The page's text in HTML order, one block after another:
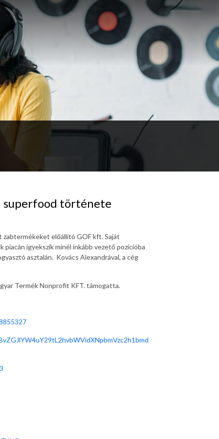
superfood története
zabtermékeket előállító GOF kft. Saját
igyekszik minél inkább vezető pozícióba
asztalán. Kovács Alexandrával, a cég
Termék Nonprofit KFT. támogatta.